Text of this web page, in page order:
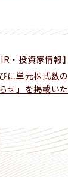
IR・投資家情報】
に単元株式数
せ」を掲載いた